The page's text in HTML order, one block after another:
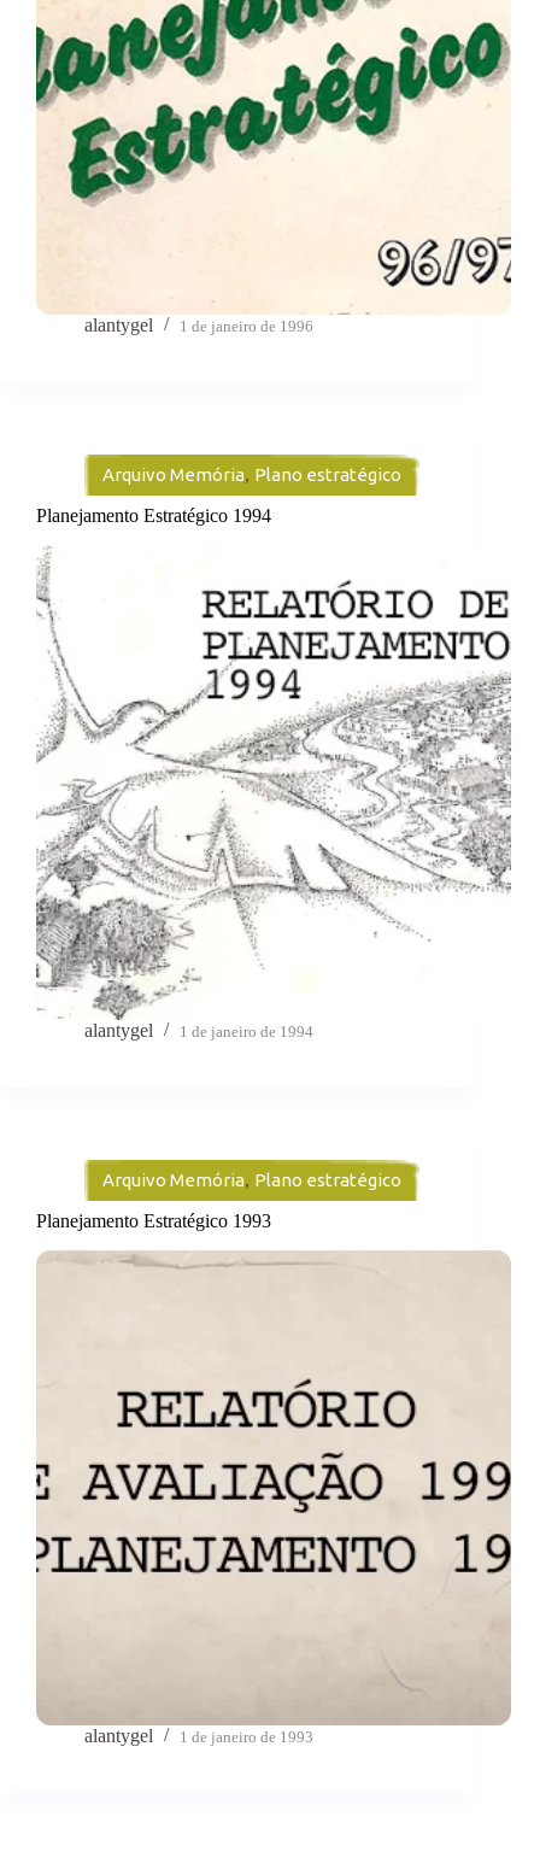
alantygel 1 de janeiro de 1996
Arquivo Memória, Plano estratégico
Planejamento Estratégico 1994
alantygel 1 de janeiro de 1994
Arquivo Memória, Plano estratégico
Planejamento Estratégico 1993
alantygel 1 de janeiro de 1993